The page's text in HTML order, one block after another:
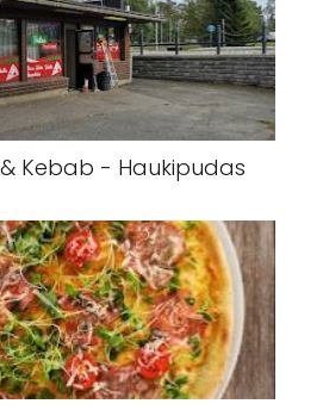
Kebab - Haukipudas